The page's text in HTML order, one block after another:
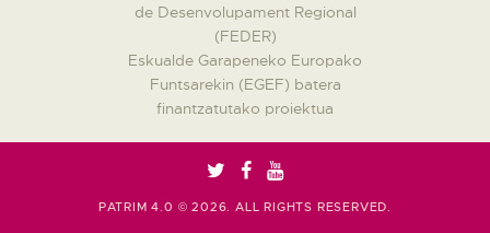
de Desenvolupament Regional
(FEDER)
Eskualde Garapeneko Europako
Funtsarekin (EGEF) batera
finantzatutako proiektua
PATRIM 4.0 © 2026. ALL RIGHTS RESERVED.